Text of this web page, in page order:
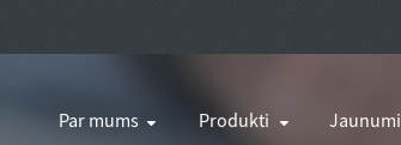
Par mums Produkti Jaunumi